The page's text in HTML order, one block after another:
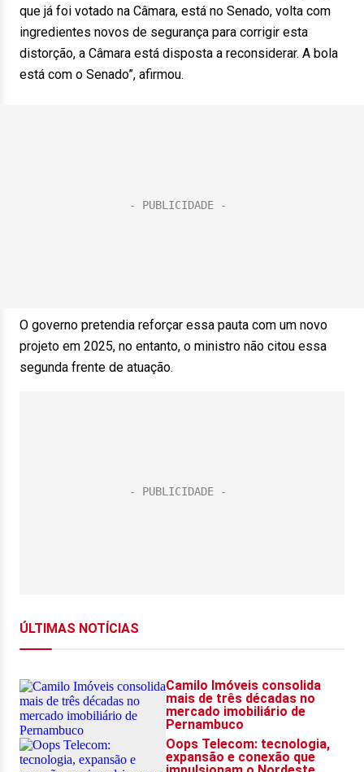
que já foi votado na Câmara, está no Senado, volta com
ingredientes novos de segurança para corrigir esta
distorção, a Câmara está disposta a reconsiderar. A bola
está com o Senado”, afirmou.
O governo pretendia reforçar essa pauta com um novo
projeto em 2025, no entanto, o ministro não citou essa
segunda frente de atuação.